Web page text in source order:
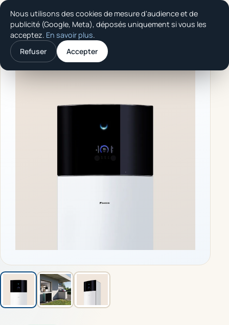
Nous utilisons des cookies de mesure d'audience et de
publicité (Google, Meta), déposés uniquement si vous les
acceptez. En savoir plus.
Refuser
Accepter
Thermo Confort
SOLUTION
Accueil/Produits / Daikin Altherma 3 R